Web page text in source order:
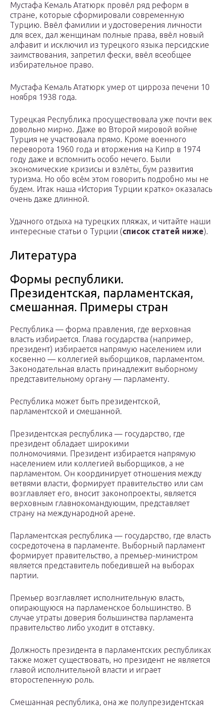
Мустафа Кемаль Ататюрк провёл ряд реформ в
стране, которые сформировали современную
Турцию. Ввёл фамилии и удостоверения личности
для всех, дал женщинам полные права, ввёл новый
алфавит и исключил из турецкого языка персидские
заимствования, запретил фески, ввёл всеобщее
избирательное право.
Мустафа Кемаль Ататюрк умер от цирроза печени 10
ноября 1938 года.
Турецкая Республика просуществовала уже почти век
довольно мирно. Даже во Второй мировой войне
Турция не участвовала прямо. Кроме военного
переворота 1960 года и вторжения на Кипр в 1974
году даже и вспомнить особо нечего. Были
экономические кризисы и взлёты, бум развития
туризма. Но обо всём этом говорить подробно мы не
будем. Итак наша «История Турции кратко» оказалась
очень даже длинной.
Удачного отдыха на турецких пляжах, и читайте наши
интересные статьи о Турции (список статей ниже).
Литература
Формы республики.
Президентская, парламентская,
смешанная. Примеры стран
Республика — форма правления, где верховная
власть избирается. Глава государства (например,
президент) избирается напрямую населением или
косвенно — коллегией выборщиков, парламентом.
Законодательная власть принадлежит выборному
представительному органу — парламенту.
Республика может быть президентской,
парламентской и смешанной.
Президентская республика — государство, где
президент обладает широкими
полномочиями. Президент избирается напрямую
населением или коллегией выборщиков, а не
парламентом. Он координирует отношения между
ветвями власти, формирует правительство или сам
возглавляет его, вносит законопроекты, является
верховным главнокомандующим, представляет
страну на международной арене.
Парламентская республика — государство, где власть
сосредоточена в парламенте. Выборный парламент
формирует правительство, а премьер-министром
является представитель победившей на выборах
партии.
Премьер возглавляет исполнительную власть,
опирающуюся на парламенское большинство. В
случае утраты доверия большинства парламента
правительство либо уходит в отставку.
Должность президента в парламентских республиках
также может существовать, но президент не является
главой исполнительной власти и играет
второстепенную роль.
Смешанная республика, она же полупрезидентская